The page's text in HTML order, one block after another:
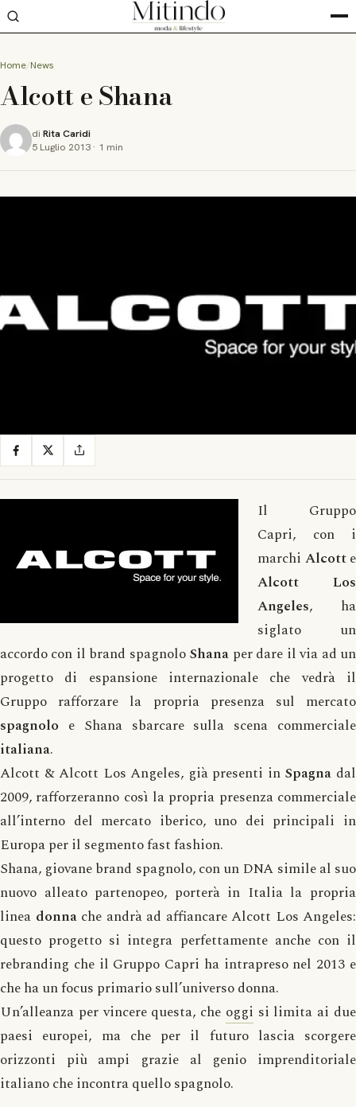
Home News
Alcott e Shana
di Rita Caridi
5 Luglio 2013 · 1 min
Il Gruppo
Capri, con i
marchi Alcotte
Alcott Los
Angeles, ha
siglato un
accordo con il brand spagnoloShana per dare il via ad un
progetto di espansione internazionale che vedrà il
Gruppo rafforzare la propria presenza sul mercato
spagnolo e Shana sbarcare sulla scena commerciale
italiana.
Alcott & Alcott Los Angeles, già presenti in Spagna dal
2009, rafforzeranno così la propria presenza commerciale
all’interno del mercato iberico, uno dei principali in
Europa per il segmento fast fashion.
Shana, giovane brand spagnolo, con un DNA simile al suo
nuovo alleato partenopeo, porterà in Italia la propria
linea donnache andrà ad affiancare Alcott Los Angeles:
questo progetto si integra perfettamente anche con il
rebranding che il Gruppo Capri ha intrapreso nel 2013 e
che ha un focus primario sull’universo donna.
Un’alleanza per vincere questa, che oggi si limita ai due
paesi europei, ma che per il futuro lascia scorgere
orizzonti più ampi grazie al genio imprenditoriale
italiano che incontra quello spagnolo.